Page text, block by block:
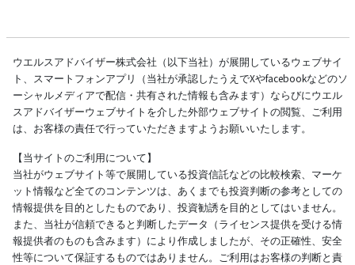
ウエルスアドバイザー株式会社（以下当社）が展開しているウェブサイ
ト、スマートフォンアプリ（当社が承認したうえでXやfacebookなどのソ
ーシャルメディアで配信・共有された情報も含みます）ならびにウエル
スアドバイザーウェブサイトを介した外部ウェブサイトの閲覧、ご利用
は、お客様の責任で行っていただきますようお願いいたします。
【当サイトのご利用について】
当社がウェブサイト等で展開している投資信託などの比較検索、マーケ
ット情報など全てのコンテンツは、あくまでも投資判断の参考としての
情報提供を目的としたものであり、投資勧誘を目的としてはいません。
また、当社が信頼できると判断したデータ（ライセンス提供を受ける情
報提供者のものも含みます）により作成しましたが、その正確性、安全
性等について保証するものではありません。ご利用はお客様の判断と責